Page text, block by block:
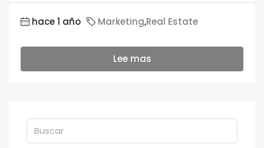
hace 1 año Marketing,Real Estate
Lee mas